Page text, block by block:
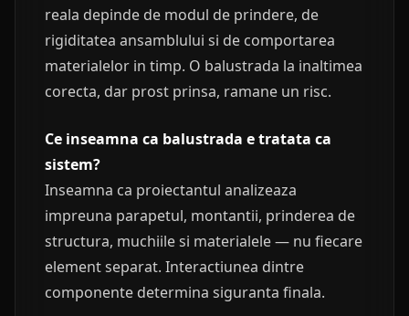
reala depinde de modul de prindere, de
rigiditatea ansamblului si de comportarea
materialelor in timp. O balustrada la inaltimea
corecta, dar prost prinsa, ramane un risc.
Ce inseamna ca balustrada e tratata ca
sistem?
Inseamna ca proiectantul analizeaza
impreuna parapetul, montantii, prinderea de
structura, muchiile si materialele — nu fiecare
element separat. Interactiunea dintre
componente determina siguranta finala.